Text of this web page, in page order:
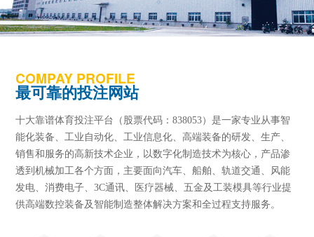
COMPAY PROFILE
最可靠的投注网站
十大靠谱体育投注平台（股票代码：838053）是一家专业从事智
能化装备、工业自动化、工业信息化、高端装备的研发、生产、
销售和服务的高新技术企业，以数字化制造技术为核心，产品渗
透到机械加工各个方面，主要面向汽车、船舶、轨道交通、风能
发电、消费电子、3C通讯、医疗器械、五金及工装模具等行业提
供高端数控装备及智能制造整体解决方案和全过程支持服务。